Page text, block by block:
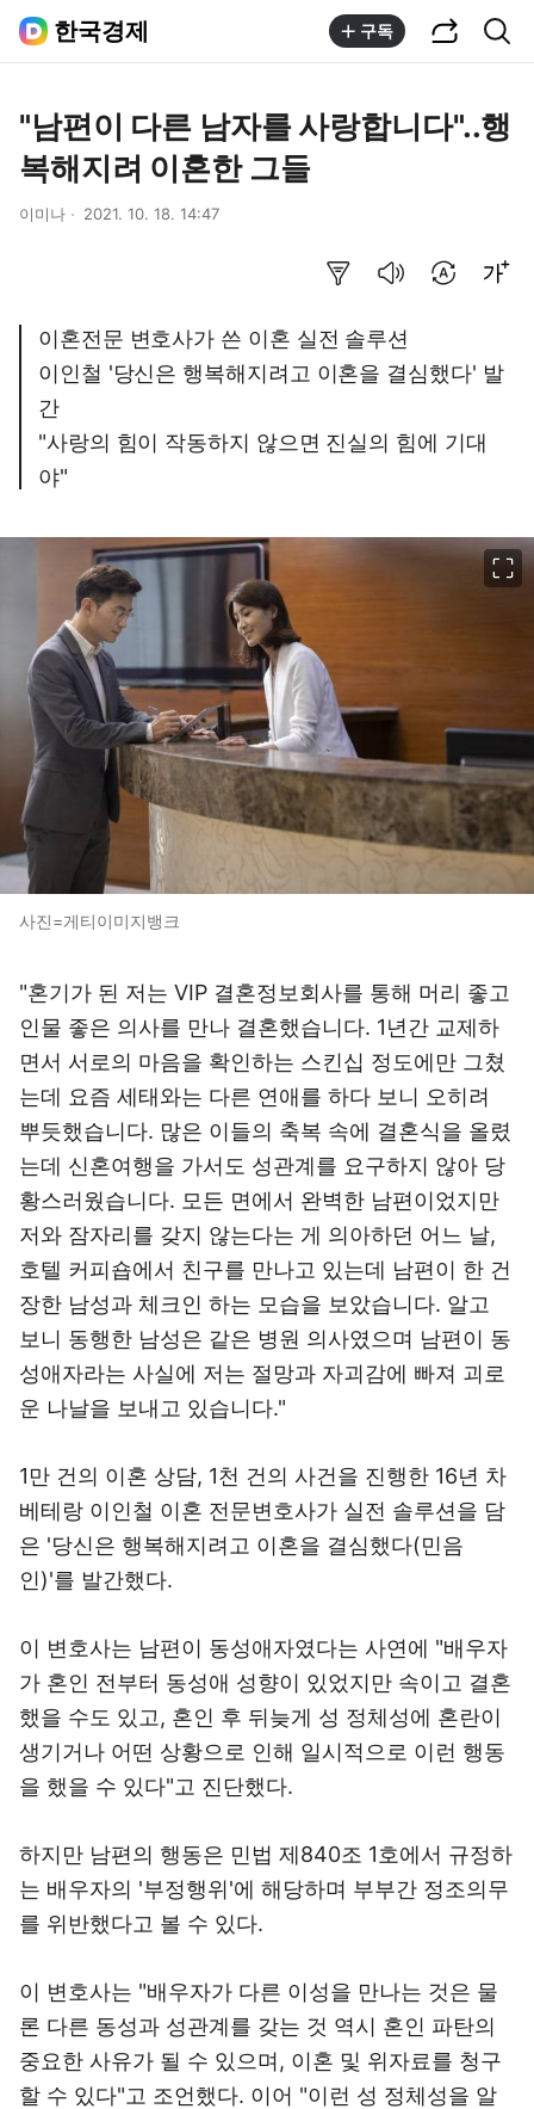
한국경제 구독
"남편이 다른 남자를 사랑합니다"..행
복해지려 이혼한 그들
이미나 2021. 10. 18. 14:47
이혼전문 변호사가 쓴 이혼 실전 솔루션
이인철 '당신은 행복해지려고 이혼을 결심했다' 발
간
"사랑의 힘이 작동하지 않으면 진실의 힘에 기대
야"
사진=게티이미지뱅크
"혼기가 된 저는 VIP 결혼정보회사를 통해 머리 좋고
인물 좋은 의사를 만나 결혼했습니다. 1년간 교제하
면서 서로의 마음을 확인하는 스킨십 정도에만 그쳤
는데 요즘 세태와는 다른 연애를 하다 보니 오히려
뿌듯했습니다. 많은 이들의 축복 속에 결혼식을 올렸
는데 신혼여행을 가서도 성관계를 요구하지 않아 당
황스러웠습니다. 모든 면에서 완벽한 남편이었지만
저와 잠자리를 갖지 않는다는 게 의아하던 어느 날,
호텔 커피숍에서 친구를 만나고 있는데 남편이 한 건
장한 남성과 체크인 하는 모습을 보았습니다. 알고
보니 동행한 남성은 같은 병원 의사였으며 남편이 동
성애자라는 사실에 저는 절망과 자괴감에 빠져 괴로
운 나날을 보내고 있습니다."
1만 건의 이혼 상담, 1천 건의 사건을 진행한 16년 차
베테랑 이인철 이혼 전문변호사가 실전 솔루션을 담
은 '당신은 행복해지려고 이혼을 결심했다(민음
인)'를 발간했다.
이 변호사는 남편이 동성애자였다는 사연에 "배우자
가 혼인 전부터 동성애 성향이 있었지만 속이고 결혼
했을 수도 있고, 혼인 후 뒤늦게 성 정체성에 혼란이
생기거나 어떤 상황으로 인해 일시적으로 이런 행동
을 했을 수 있다"고 진단했다.
하지만 남편의 행동은 민법 제840조 1호에서 규정하
는 배우자의 '부정행위'에 해당하며 부부간 정조의무
를 위반했다고 볼 수 있다.
이 변호사는 "배우자가 다른 이성을 만나는 것은 물
론 다른 동성과 성관계를 갖는 것 역시 혼인 파탄의
중요한 사유가 될 수 있으며, 이혼 및 위자료를 청구
할 수 있다"고 조언했다. 이어 "이런 성 정체성을 알